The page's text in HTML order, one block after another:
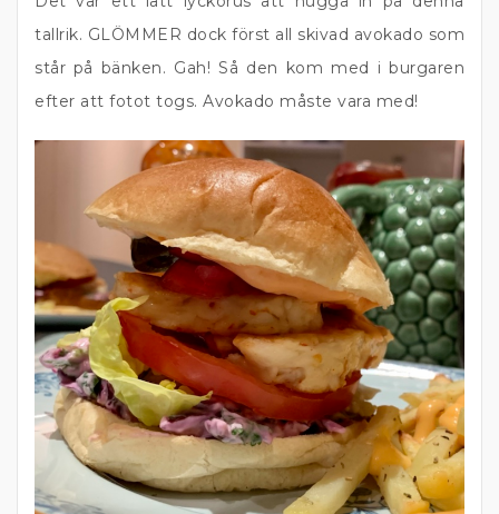
tallrik. GLÖMMER dock först all skivad avokado som
står på bänken. Gah! Så den kom med i burgaren
efter att fotot togs. Avokado måste vara med!